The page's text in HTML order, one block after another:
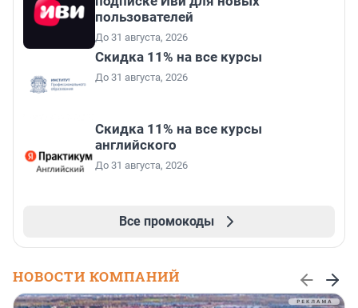
пользователей
До 31 августа, 2026
Скидка 11% на все курсы
До 31 августа, 2026
Скидка 11% на все курсы
английского
До 31 августа, 2026
Все промокоды
НОВОСТИ КОМПАНИЙ